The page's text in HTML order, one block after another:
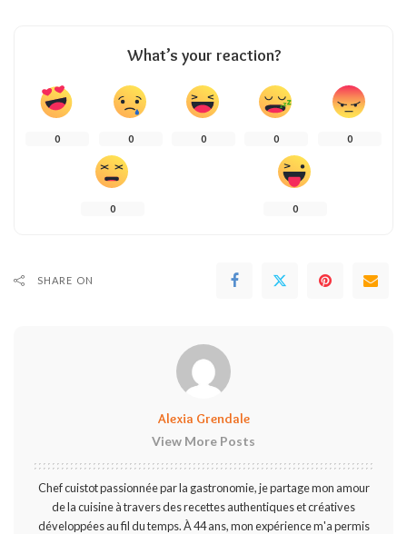
What’s your reaction?
0 0 0 0 0
0 0
SHARE ON
Alexia Grendale
View More Posts
Chef cuistot passionnée par la gastronomie, je partage mon amour
de la cuisine à travers des recettes authentiques et créatives
développées au fil du temps. À 44 ans, mon expérience m'a permis